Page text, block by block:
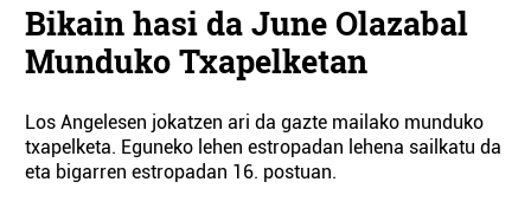
Bikain hasi da June Olazabal
Munduko Txapelketan
Los Angelesen jokatzen ari da gazte mailako munduko
txapelketa. Eguneko lehen estropadan lehena sailkatu da
eta bigarren estropadan 16. postuan.